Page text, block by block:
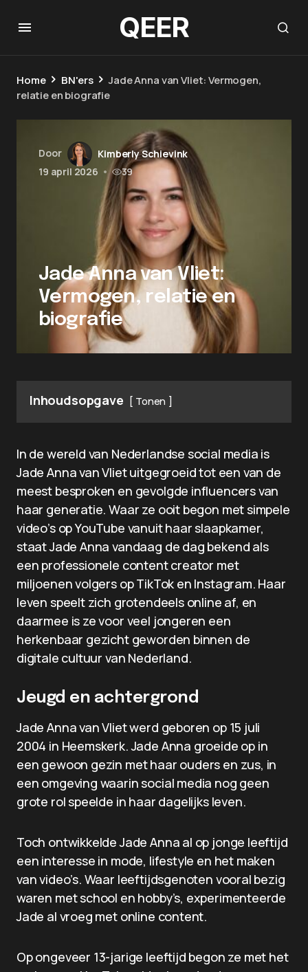
QEER
Home BN'ers
Jade Anna van Vliet: Vermogen,
relatie en biografie
Door
Kimberly Schievink
19 april 2026 • 39
Jade Anna van Vliet:
Vermogen, relatie en
biografie
Inhoudsopgave Tonen
In de wereld van Nederlandse social media is
Jade Anna van Vliet uitgegroeid tot een van de
meest besproken en gevolgde influencers van
haar generatie. Waar ze ooit begon met simpele
video’s op YouTube vanuit haar slaapkamer,
staat Jade Anna vandaag de dag bekend als
een professionele content creator met
miljoenen volgers op TikTok en Instagram. Haar
leven speelt zich grotendeels online af, en
daarmee is ze voor veel jongeren een
herkenbaar gezicht geworden binnen de
digitale cultuur van Nederland.
Jeugd en achtergrond
Jade Anna van Vliet werd geboren op 15 juli
2004 in Heemskerk. Jade Anna groeide op in
een gewoon gezin met haar ouders en zus, in
een omgeving waarin social media nog geen
grote rol speelde in haar dagelijks leven.
Toch ontwikkelde Jade Anna al op jonge leeftijd
een interesse in mode, lifestyle en het maken
van video’s. Waar leeftijdsgenoten vooral bezig
waren met school en hobby’s, experimenteerde
Jade al vroeg met online content.
Op ongeveer 13-jarige leeftijd begon ze met het